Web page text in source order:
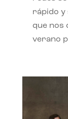
rápido y
que nos
verano